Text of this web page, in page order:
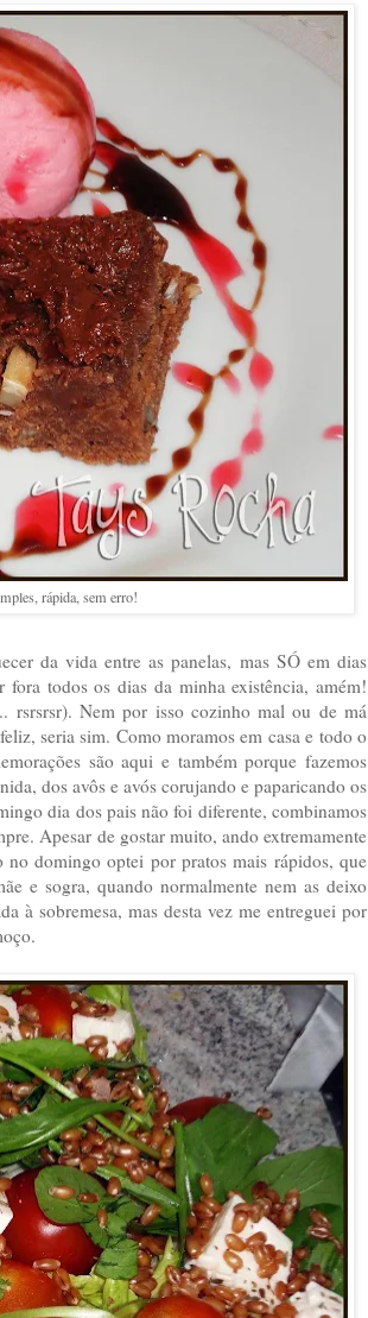
rápida, sem erro!
da vida entre as panelas, mas SÓ em dias
todos os dias da minha existência, amém!
rsrsrsr). Nem por isso cozinho mal ou de má
seria sim. Como moramos em casa e todo o
são aqui e também porque fazemos
dos avôs e avós corujando e paparicando os
dia dos pais não foi diferente, combinamos
Apesar de gostar muito, ando extremamente
no domingo optei por pratos mais rápidos, que
e sogra, quando normalmente nem as deixo
à sobremesa, mas desta vez me entreguei por